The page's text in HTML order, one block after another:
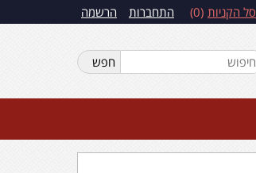
התחברות הרשמה סל הקניות 0